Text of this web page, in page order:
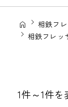
相鉄フ
相鉄フレッ
1件～1件